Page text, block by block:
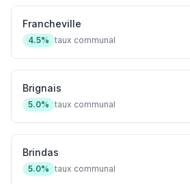
Francheville
4.5% taux communal
Brignais
5.0% taux communal
Brindas
5.0% taux communal